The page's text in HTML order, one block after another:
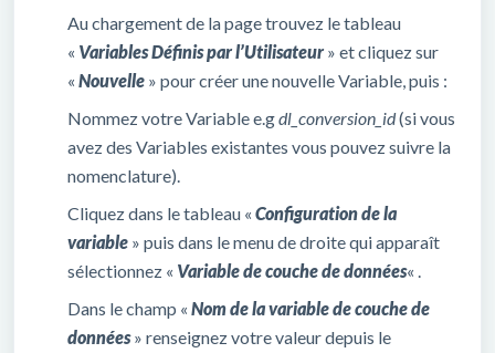
Au chargement de la page trouvez le tableau
« Variables Définis par l’Utilisateur» et cliquez sur
« Nouvelle » pour créer une nouvelle Variable, puis :
Nommez votre Variable e.gdl_conversion_id(si vous
avez des Variables existantes vous pouvez suivre la
nomenclature).
Cliquez dans le tableau « Configuration de la
variable » puis dans le menu de droite qui apparaît
sélectionnez « Variable de couche de données« .
Dans le champ « Nom de la variable de couche de
données» renseignez votre valeur depuis le